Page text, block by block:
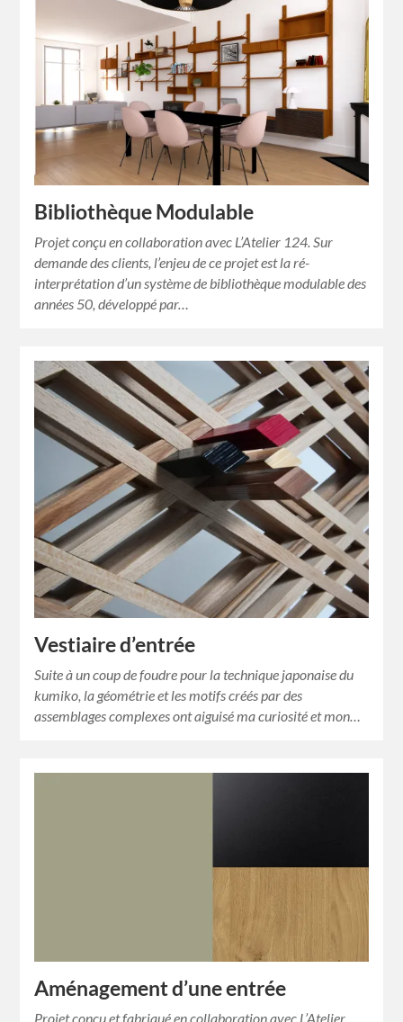
Bibliothèque Modulable
Projet conçu en collaboration avec L’Atelier 124. Sur
demande des clients, l’enjeu de ce projet est la ré-
interprétation d’un système de bibliothèque modulable des
années 50, développé par…
Vestiaire d’entrée
Suite à un coup de foudre pour la technique japonaise du
kumiko, la géométrie et les motifs créés par des
assemblages complexes ont aiguisé ma curiosité et mon…
Aménagement d’une entrée
Projet conçu et fabriqué en collaboration avec L’Atelier